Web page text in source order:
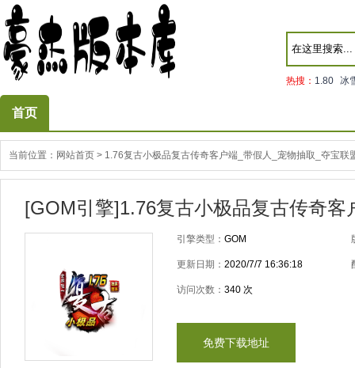
热搜： 1.80 冰
首页
当前位置： 网站首页 > 1.76复古小极品复古传奇客户端_带假人_宠物抽取_​夺宝联
[GOM引擎]1.76复古小极品复古传奇
引擎类型： GOM
更新日期： 2020/7/7 16:36:18
访问次数： 340 次
免费下载地址